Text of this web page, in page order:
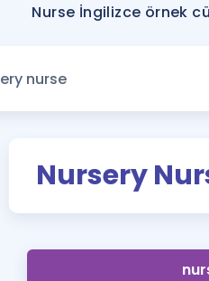
Nurse İngilizce örnek
Nursery